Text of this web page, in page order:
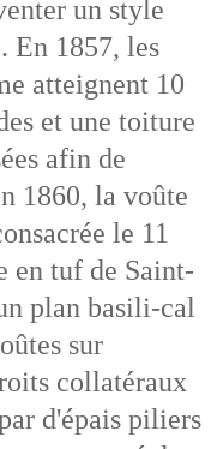
un style
En 1857, les
atteignent 10
et une toiture
afin de
1860, la voûte
le 11
en tuf de Saint-
plan basili-cal
sur
collatéraux
d'épais piliers